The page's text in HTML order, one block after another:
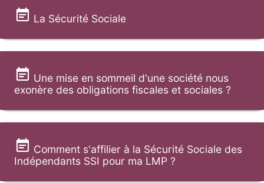
La Sécurité Sociale
Une mise en sommeil d'une société nous
exonère des obligations fiscales et sociales ?
Comment s'affilier à la Sécurité Sociale des
Indépendants SSI pour ma LMP ?